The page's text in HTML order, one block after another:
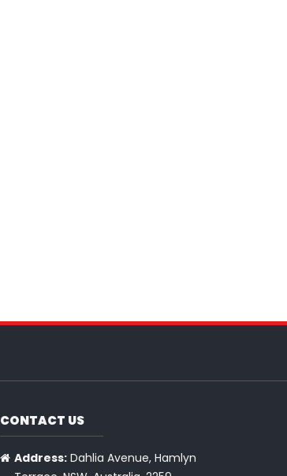
CONTACT US
Address: Dahlia Avenue, Hamlyn